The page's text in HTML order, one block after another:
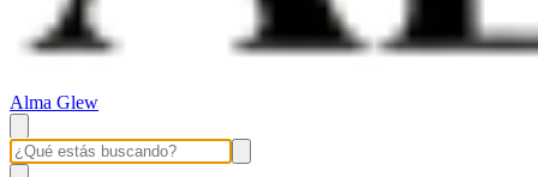
Alma Glew